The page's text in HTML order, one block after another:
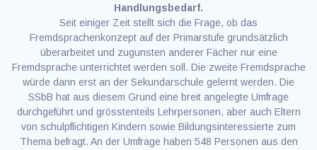
Handlungsbedarf.
Seit einiger Zeit stellt sich die Frage, ob das
Fremdsprachenkonzept auf der Primarstufe grundsätzlich
überarbeitet und zugunsten anderer Fächer nur eine
Fremdsprache unterrichtet werden soll. Die zweite Fremdsprache
würde dann erst an der Sekundarschule gelernt werden. Die
SSbB hat aus diesem Grund eine breit angelegte Umfrage
durchgeführt und grösstenteils Lehrpersonen, aber auch Eltern
von schulpflichtigen Kindern sowie Bildungsinteressierte zum
Thema befragt. An der Umfrage haben 548 Personen aus den